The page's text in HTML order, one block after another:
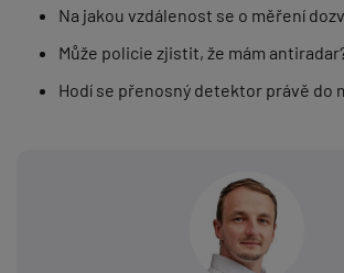
Na jakou vzdálenost se o měření
Může policie zjistit, že mám
Hodí se přenosný detektor právě do